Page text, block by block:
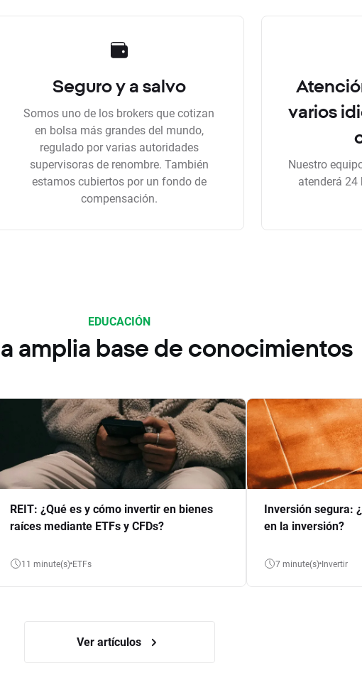
Seguro y a salvo
Somos uno de los brokers que cotizan
en bolsa más grandes del mundo,
regulado por varias autoridades
supervisoras de renombre. También
estamos cubiertos por un fondo de
compensación.
varios
Nuestro
atenderá 24
EDUCACIÓN
amplia base de conocimientos
REIT: ¿Qué es y cómo invertir en bienes
raíces mediante ETFs y CFDs?
11 minute(s) ETFs
Inversión segura:
en la inversión?
7 minute(s) Invertir
Ver artículos